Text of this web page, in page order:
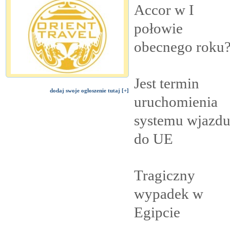
dodaj swoje ogłoszenie tutaj [+]
Accor w I
połowie
obecnego
Jest termin
uruchomienia
systemu wjazdu
do UE
Tragiczny
wypadek w
Egipcie